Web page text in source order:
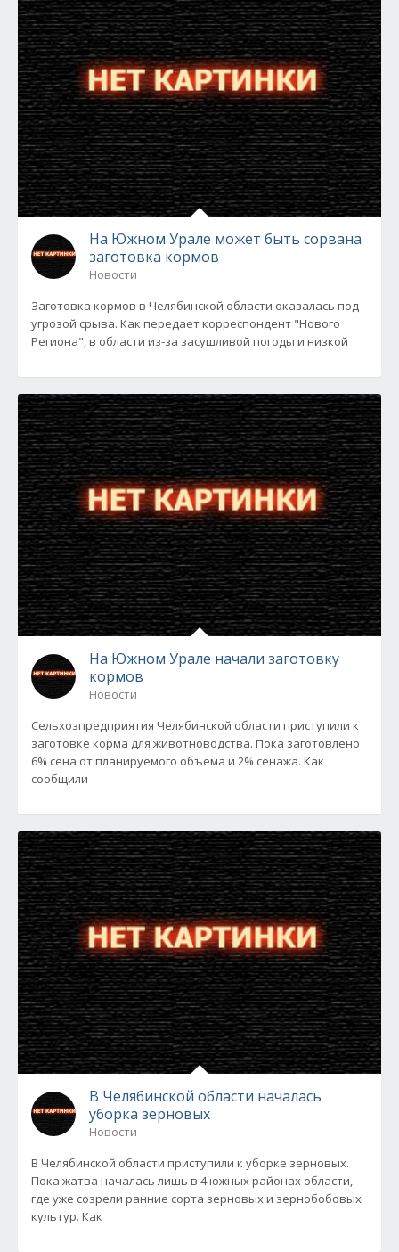
На Южном Урале может быть сорвана
заготовка кормов
Новости
Заготовка кормов в Челябинской области оказалась под
угрозой срыва. Как передает корреспондент "Нового
Региона", в области из-за засушливой погоды и низкой
На Южном Урале начали заготовку
кормов
Новости
Сельхозпредприятия Челябинской области приступили к
заготовке корма для животноводства. Пока заготовлено
6% сена от планируемого объема и 2% сенажа. Как
сообщили
В Челябинской области началась
уборка зерновых
Новости
В Челябинской области приступили к уборке зерновых.
Пока жатва началась лишь в 4 южных районах области,
где уже созрели ранние сорта зерновых и зернобобовых
культур. Как